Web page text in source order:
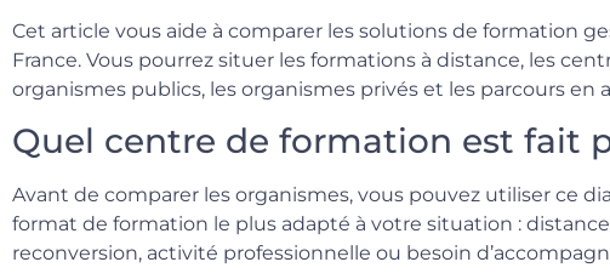
Cet article vous aide à comparer les solutions de formation
France. Vous pourrez situer les formations à distance, les
organismes publics, les organismes privés et les parcours en
Quel centre de formation est fait
Avant de comparer les organismes, vous pouvez utiliser ce
format de formation le plus adapté à votre situation :
reconversion, activité professionnelle ou besoin